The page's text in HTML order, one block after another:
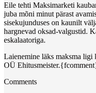
Eile tehti Maksimarketi
juba mõni minut pärast
sisekujunduses on kaunilt
hargnevad oksad-valgustid.
eskalaatoriga.
Laienemine läks maksma
OÜ
Comments